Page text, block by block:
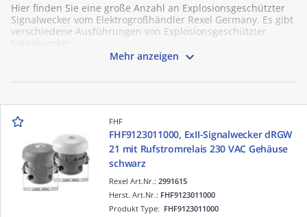
Hier finden Sie eine große Anzahl an Explosionsgeschützter
Signalwecker vom Elektrogroßhändler Rexel Germany. Es gibt
verschiedene Ausführungen von Explosionsgeschützter
Signalwecker.
Mehr anzeigen 
FHF
FHF9123011000, ExII-Signalwecker dRGW
21 mit Rufstromrelais 230 VAC Gehäuse
schwarz
Rexel Art.Nr.:2991615
Produkt Type: FHF9123011000
Herst. Art.Nr.: FHF9123011000